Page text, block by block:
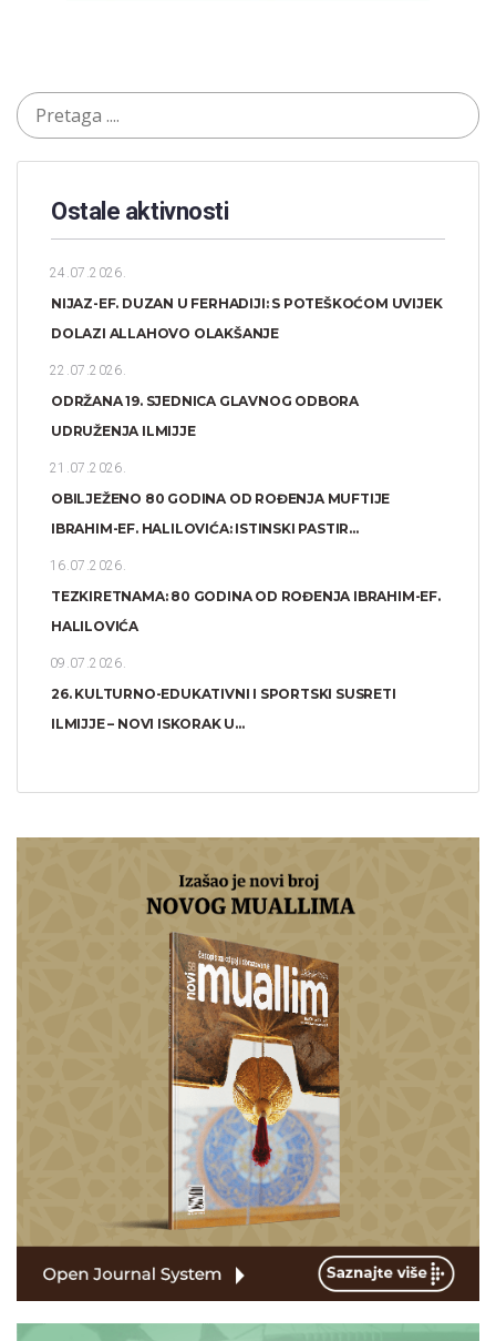
Ostale aktivnosti
24.07.2026.
NIJAZ-EF. DUZAN U FERHADIJI: S POTEŠKOĆOM UVIJEK
DOLAZI ALLAHOVO OLAKŠANJE
22.07.2026.
ODRŽANA 19. SJEDNICA GLAVNOG ODBORA
UDRUŽENJA ILMIJJE
21.07.2026.
OBILJEŽENO 80 GODINA OD ROĐENJA MUFTIJE
IBRAHIM-EF. HALILOVIĆA: ISTINSKI PASTIR...
16.07.2026.
TEZKIRETNAMA: 80 GODINA OD ROĐENJA IBRAHIM-EF.
HALILOVIĆA
09.07.2026.
26. KULTURNO-EDUKATIVNI I SPORTSKI SUSRETI
ILMIJJE – NOVI ISKORAK U...